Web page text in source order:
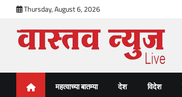
content
Thursday, August 6, 2026
VastavNEWSLive.com
महत्वाच्या बातम्या देश विदेश